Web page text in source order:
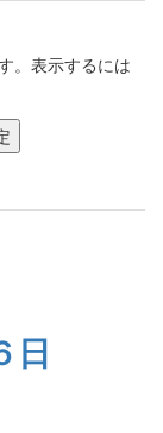
。表示するには
日